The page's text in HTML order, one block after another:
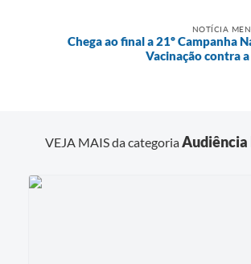
Carta de Serviços
Legislação
NOTÍCIA
Chega ao final a 21º Campanha
Vacinação contra
VEJA MAIS da categoriaAudiência